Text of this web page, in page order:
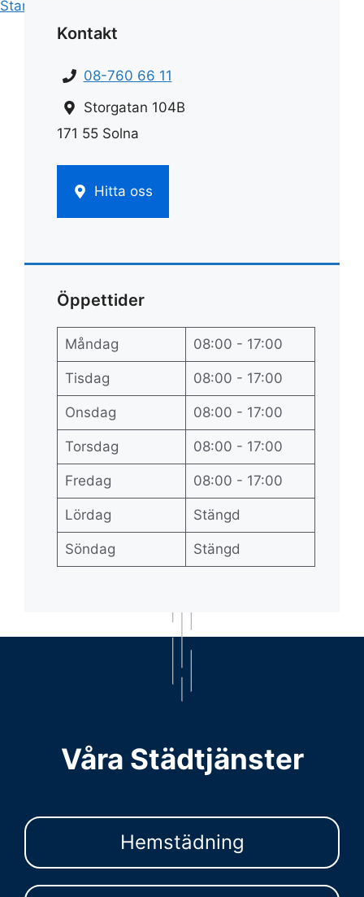
Start
Kontakt
08-760 66 11
Storgatan 104B
171 55 Solna
Hitta oss
Öppettider
Måndag 08:00 - 17:00
Tisdag 08:00 - 17:00
Onsdag 08:00 - 17:00
Torsdag 08:00 - 17:00
Fredag 08:00 - 17:00
Lördag Stängd
Söndag Stängd
Våra Städtjänster
Hemstädning